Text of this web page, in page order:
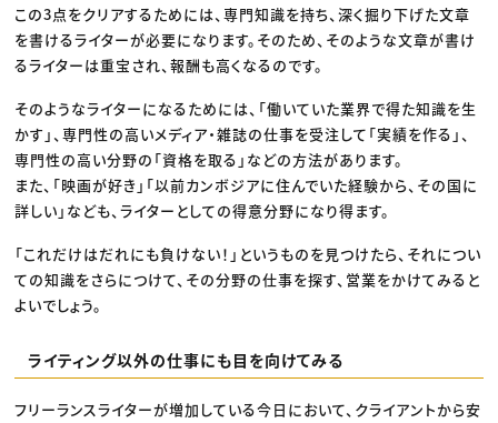
この3点をクリアするためには、専門知識を持ち、深く掘り下げた文章
を書けるライターが必要になります。そのため、そのような文章が書け
るライターは重宝され、報酬も高くなるのです。
そのようなライターになるためには、「働いていた業界で得た知識を生
かす」、専門性の高いメディア・雑誌の仕事を受注して「実績を作る」、
専門性の高い分野の「資格を取る」などの方法があります。
また、「映画が好き」「以前カンボジアに住んでいた経験から、その国に
詳しい」なども、ライターとしての得意分野になり得ます。
「これだけはだれにも負けない！」というものを見つけたら、それについ
ての知識をさらにつけて、その分野の仕事を探す、営業をかけてみると
よいでしょう。
ライティング以外の仕事にも目を向けてみる
フリーランスライターが増加している今日において、クライアントから安